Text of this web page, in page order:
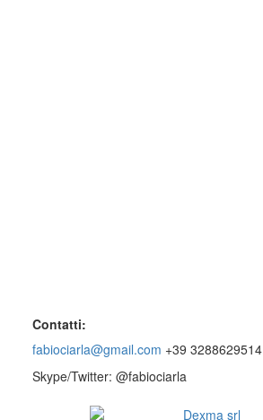
Contatti:
fabiociarla@gmail.com +39 3288629514
Skype/Twitter: @fabiociarla
Dexma srl